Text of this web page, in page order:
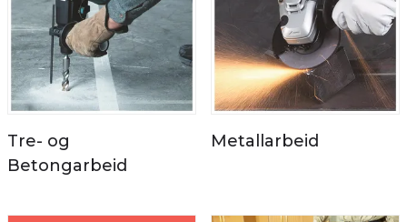
Tre- og
Betongarbeid
Metallarbeid